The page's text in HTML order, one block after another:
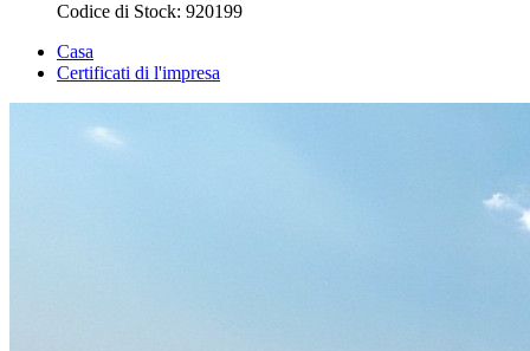
Codice di Stock: 920199
Casa
Certificati di l'impresa